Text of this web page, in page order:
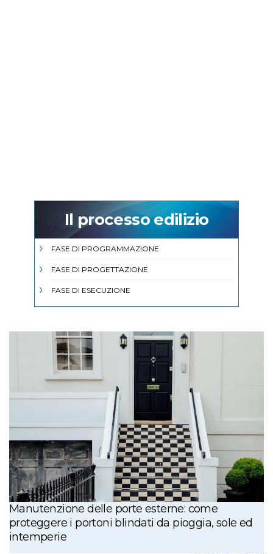
Il processo edilizio
FASE DI PROGRAMMAZIONE
FASE DI PROGETTAZIONE
FASE DI ESECUZIONE
Manutenzione delle porte esterne: come
proteggere i portoni blindati da pioggia, sole ed
intemperie